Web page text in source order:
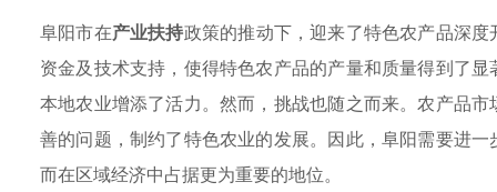
阜阳市在产业扶持政策的推动下，迎来了特色农产品深
资金及技术支持，使得特色农产品的产量和质量得到了
本地农业增添了活力。然而，挑战也随之而来。农产品
善的问题，制约了特色农业的发展。因此，阜阳需要进
而在区域经济中占据更为重要的地位。